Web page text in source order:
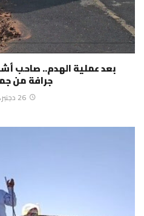
بعد عملية الهدم.. صاحب
جرافة من
26 دجنبر، 2025